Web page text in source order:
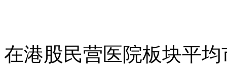
在港股民营医院板块平